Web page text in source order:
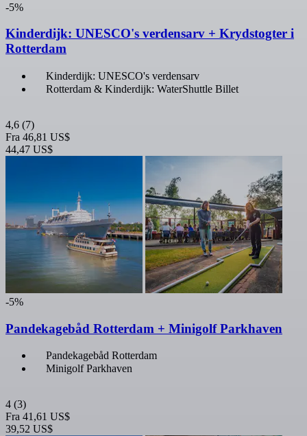
-5%
Kinderdijk: UNESCO's verdensarv + Krydstogter i
Rotterdam
Kinderdijk: UNESCO's verdensarv
Rotterdam & Kinderdijk: WaterShuttle Billet
4,6 (7)
Fra 46,81 US$
44,47 US$
-5%
Pandekagebåd Rotterdam + Minigolf Parkhaven
Pandekagebåd Rotterdam
Minigolf Parkhaven
4 (3)
Fra 41,61 US$
39,52 US$